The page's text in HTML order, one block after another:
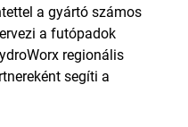
a gyártó számos
a futópadok
regionális
segíti a